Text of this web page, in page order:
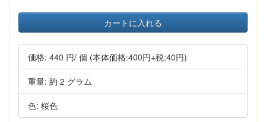
カートに入れる
価格: 440 円/ 個 (本体価格:400円+税:40円)
重量: 約 2 グラム
色: 桜色